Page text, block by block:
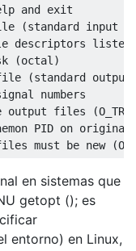
and exit
(standard input -
descriptors listed
(octal)
(standard output
numbers
output files
PID on original
en sistemas que
getopt (); es
entorno) en Linux,